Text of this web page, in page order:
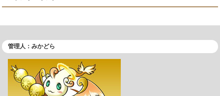
管理人：みかどら